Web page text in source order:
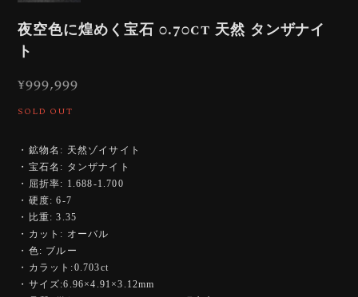
夜空色に煌めく宝石 0.70ct 天然 タンザナイ
ト
¥999,999
SOLD OUT
・鉱物名: 天然ゾイサイト
・宝石名: タンザナイト
・屈折率: 1.688-1.700
・硬度: 6-7
・比重: 3.35
・カット: オーバル
・色: ブルー
・カラット:0.703ct
・サイズ:6.96×4.91×3.12mm